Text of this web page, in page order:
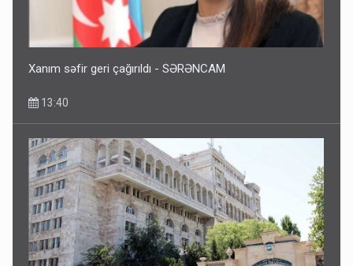
Xanım səfir geri çağırıldı - SƏRƏNCAM
13:40